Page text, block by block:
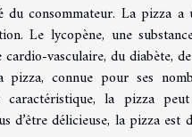
consommateur. La pizza
Le lycopène, une
vasculaire, du diabète,
connue pour ses
la pizza
délicieuse, la pizza est